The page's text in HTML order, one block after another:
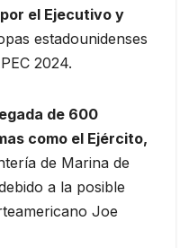
el Ejecutivo y
estadounidenses
2024.
de 600
como el Ejército,
de Marina de
a la posible
Joe